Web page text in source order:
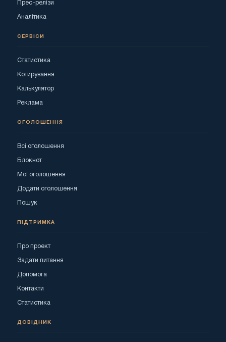
Прес-релізи
Аналітика
СЕРВІСИ
Статистика
Котирування
Калькулятор
Реклама
ОГОЛОШЕННЯ
Всі оголошення
Блокнот
Мої оголошення
Додати оголошення
Пошук
ПІДТРИМКА
Про проект
Задати питання
Допомога
Контакти
Статистика
ДОВІДНИК